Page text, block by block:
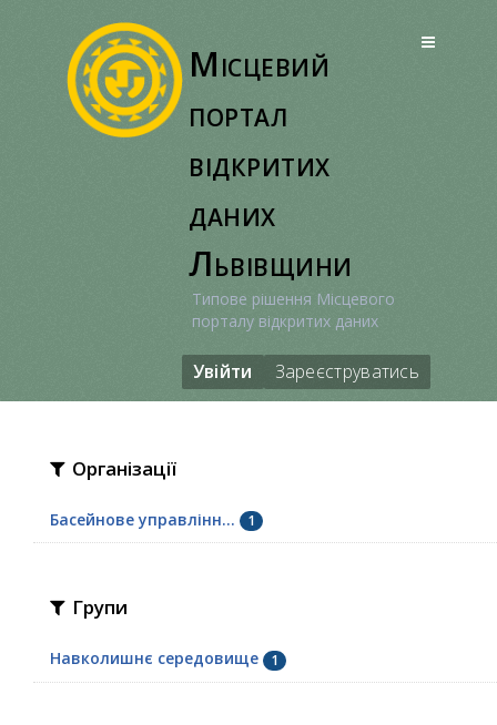
Місцевий
портал
відкритих
даних
Львівщини
Типове рішення Місцевого
порталу відкритих даних
Увійти Зареєструватись
Організації
Басейнове управлінн... 1
Групи
Навколишнє середовище 1